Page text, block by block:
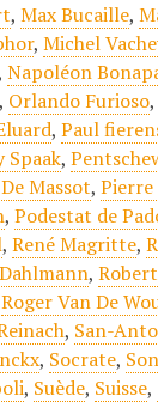
,Max Bucaille,
,Michel
Napoléon
, Orlando Furioso,
,Paul
Spaak,
Massot,
,Podestat de
,René Magritte,
,
Roger Van De
, San-
, Socrate,
, Suède, Suisse,